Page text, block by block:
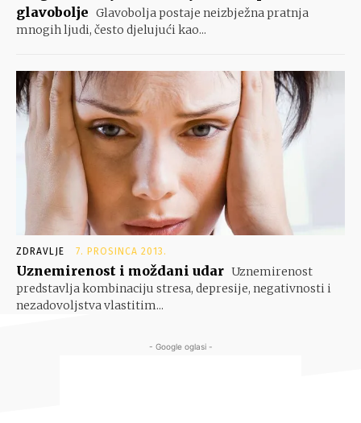
glavobolje Glavobolja postaje neizbježna pratnja
mnogih ljudi, često djelujući kao...
ZDRAVLJE 7. PROSINCA 2013.
Uznemirenost i moždani udar Uznemirenost
predstavlja kombinaciju stresa, depresije, negativnosti i
nezadovoljstva vlastitim...
- Google oglasi -